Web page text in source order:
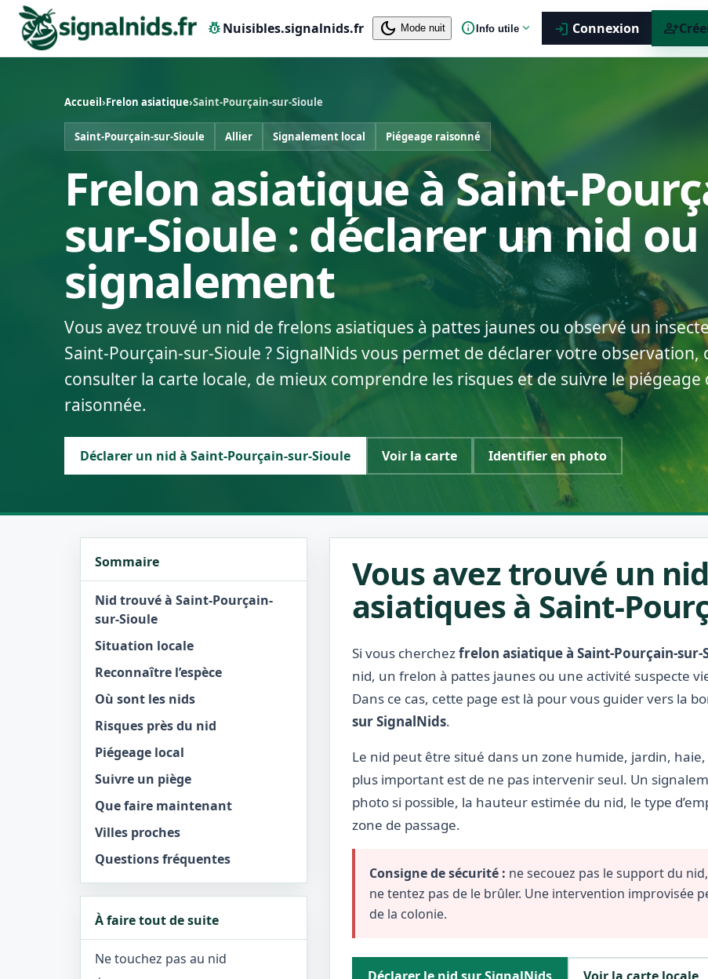
pest_controlNuisibles.signalnids.fr dark_mode Mode nuit infoInfo utile expand_more login Connexion person_add
Accueil›Frelon asiatique›Saint-Pourçain-sur-Sioule
Saint-Pourçain-sur-Sioule Allier Signalement local Piégeage raisonné
Frelon asiatique à Saint-
sur-Sioule : déclarer un nid
signalement
Vous avez trouvé un nid de frelons asiatiques à pattes jaunes ou observé un
Saint-Pourçain-sur-Sioule ? SignalNids vous permet de déclarer votre observation,
consulter la carte locale, de mieux comprendre les risques et de suivre le piégeage
raisonnée.
Déclarer un nid à Saint-Pourçain-sur-Sioule Voir la carte Identifier en photo
Sommaire
Nid trouvé à Saint-Pourçain-
sur-Sioule
Situation locale
Reconnaître l’espèce
Où sont les nids
Risques près du nid
Piégeage local
Suivre un piège
Que faire maintenant
Villes proches
Questions fréquentes
À faire tout de suite
Ne touchez pas au nid
Vous avez trouvé un
asiatiques à Saint-
Si vous cherchezfrelon asiatique à Saint-Pourçain-sur-
nid, un frelon à pattes jaunes ou une activité suspecte
Dans ce cas, cette page est là pour vous guider vers la
sur SignalNids.
Le nid peut être situé dans un zone humide, jardin,
plus important est de ne pas intervenir seul. Un
photo si possible, la hauteur estimée du nid, le type
zone de passage.
Consigne de sécurité : ne secouez pas le support du
ne tentez pas de le brûler. Une intervention improvisée
de la colonie.